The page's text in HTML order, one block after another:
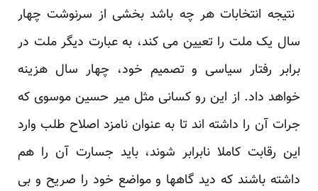
‏ نتیجه انتخابات هر چه باشد بخشی از سرنوشت چهار
سال یک ملت را تعیین می کند، به عبارت دیگر ملت در
‏برابر رفتار سیاسی و تصمیم خود، چهار سال هزینه
خواهد داد. از این رو کسانی مثل میر حسین موسوی که
‏جرات آن را داشته اند تا به عنوان نامزد اصلاح طلب وارد
این رقابت کاملا نابرابر شوند، باید جسارت آن را هم
‏داشته باشند که دید گاهها و مواضع خود را صریح و بی